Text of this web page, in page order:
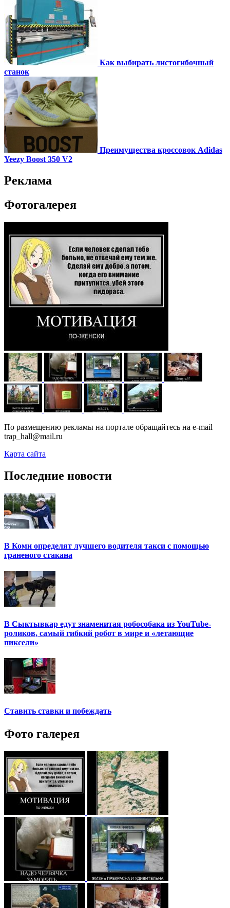
Как выбирать листогибочный
станок
Преимущества кроссовок Adidas
Yeezy Boost 350 V2
Реклама
Фотогалерея
По размещению рекламы на портале обращайтесь на e-mail
trap_hall@mail.ru
Карта сайта
Последние новости
В Коми определят лучшего водителя такси с помощью
граненого стакана
В Сыктывкар едут знаменитая робособака из YouTube-
роликов, самый гибкий робот в мире и «летающие
пиксели»
Ставить ставки и побеждать
Фото галерея